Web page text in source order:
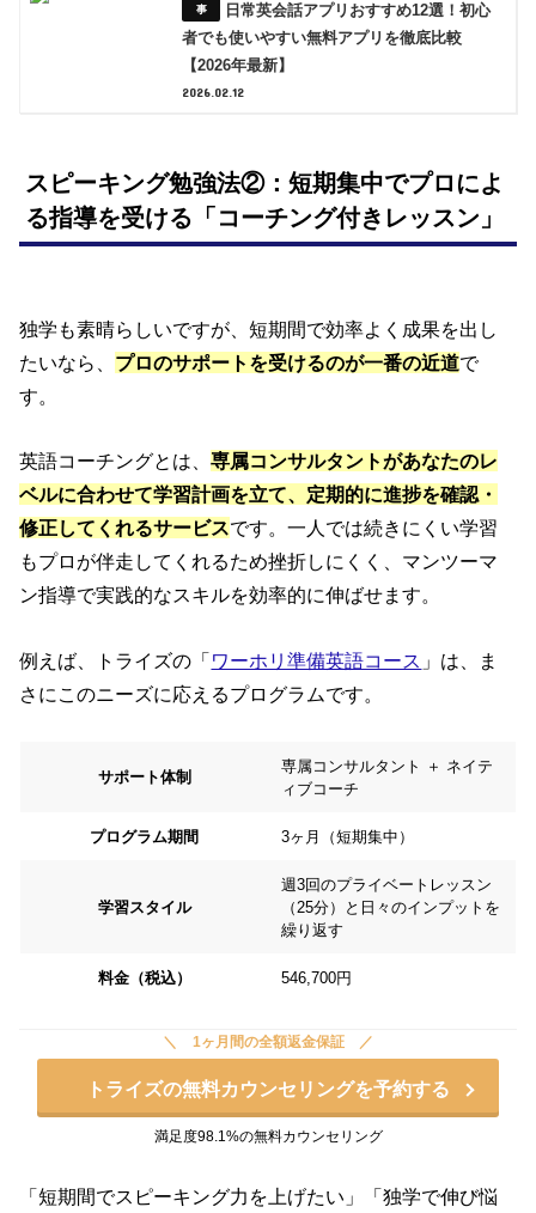
日常英会話アプリおすすめ12選！初心
者でも使いやすい無料アプリを徹底比較
【2026年最新】
2026.02.12
スピーキング勉強法②：短期集中でプロによ
る指導を受ける「コーチング付きレッスン」
独学も素晴らしいですが、短期間で効率よく成果を出し
たいなら、 プロのサポートを受けるのが一番の近道で
す。
英語コーチングとは、専属コンサルタントがあなたのレ
ベルに合わせて学習計画を立て、定期的に進捗を確認・
修正してくれるサービスです。一人では続きにくい学習
もプロが伴走してくれるため挫折しにくく、マンツーマ
ン指導で実践的なスキルを効率的に伸ばせます。
例えば、トライズの「ワーホリ準備英語コース 」は、ま
さにこのニーズに応えるプログラムです。
サポート体制
専属コンサルタント ＋ ネイテ
ィブコーチ
プログラム期間 3ヶ月（短期集中）
学習スタイル
週3回のプライベートレッスン
（25分）と日々のインプットを
繰り返す
料金（税込） 546,700円
1ヶ月間の全額返金保証
トライズの無料カウンセリングを予約する
満足度98.1%の無料カウンセリング
「短期間でスピーキング力を上げたい」「独学で伸び悩